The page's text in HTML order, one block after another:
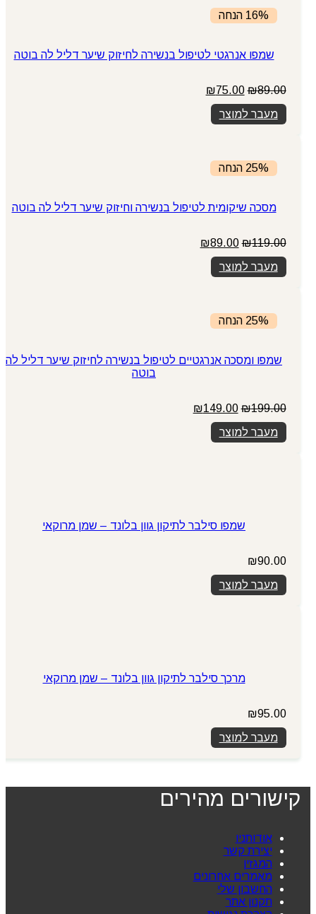
16% הנחה
שמפו אנרגטי לטיפול בנשירה לחיזוק שיער דליל לה בוטה
₪89.00
המחיר
המקורי
היה:
₪89.00.
₪75.00
מעבר למוצר
25% הנחה
מסכה שיקומית לטיפול בנשירה וחיזוק שיער דליל לה בוטה
₪119.00
המחיר
המקורי
היה:
₪119.00.
₪89.00
מעבר למוצר
25% הנחה
שמפו ומסכה אנרגטיים לטיפול בנשירה לחיזוק שיער דליל לה
בוטה
₪199.00
המחיר
המקורי
היה:
₪199.00.
₪149.00
מעבר למוצר
שמפו סילבר לתיקון גוון בלונד – שמן מרוקאי
₪90.00
מעבר למוצר
מרכך סילבר לתיקון גוון בלונד – שמן מרוקאי
₪95.00
מעבר למוצר
קישורים מהירים
אודותניו
יצירת קשר
המגזין
מאמרים אחרונים
החשבון שלי
תקנון אתר